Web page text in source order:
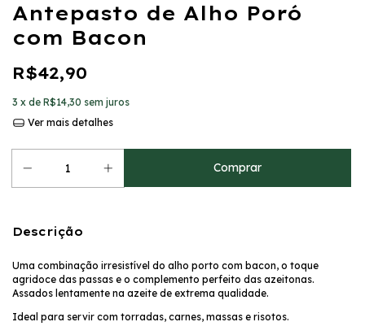
Antepasto de Alho Poró
com Bacon
R$42,90
3 x de R$14,30 sem juros
Ver mais detalhes
Descrição
Uma combinação irresistível do alho porto com bacon, o toque
agridoce das passas e o complemento perfeito das azeitonas.
Assados lentamente na azeite de extrema qualidade.
Ideal para servir com torradas, carnes, massas e risotos.